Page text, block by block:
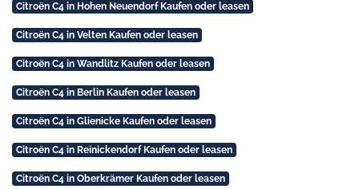
Citroën C4 in Hohen Neuendorf Kaufen oder leasen
Citroën C4 in Velten Kaufen oder leasen
Citroën C4 in Wandlitz Kaufen oder leasen
Citroën C4 in Berlin Kaufen oder leasen
Citroën C4 in Glienicke Kaufen oder leasen
Citroën C4 in Reinickendorf Kaufen oder leasen
Citroën C4 in Oberkrämer Kaufen oder leasen